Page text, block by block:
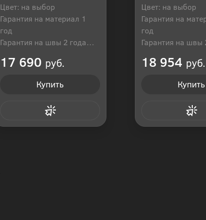
Цвет: на выбор
Гарантия на материал 1
год
Гарантия на швы 2 года
17 690 руб.
Купить
Цвет: на выбор
Гарантия на
год
Гарантия на швы
18 954 руб.
Купить